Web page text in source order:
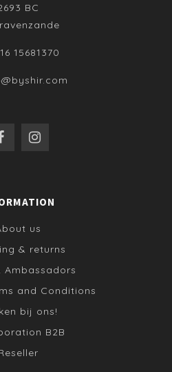
BC
15681370
us
& returns
Ambassadors
and Conditions
bij ons!
B2B